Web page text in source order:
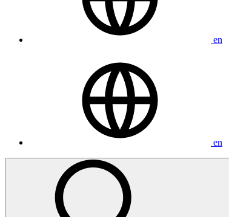
en
en